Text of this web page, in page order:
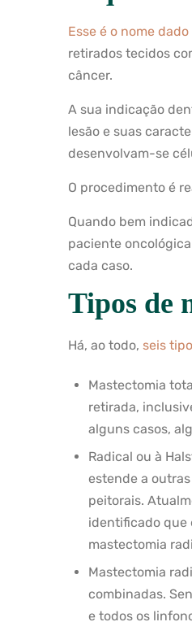
Esse é o nome
retirados tecidos
câncer.
A sua indicação
lesão e suas
desenvolvam-se
O procedimento é
Quando bem
paciente
cada caso.
Tipos de
Há, ao todo, seis
Mastectomia
retirada,
alguns casos,
Radical ou à
estende a
peitorais.
identificado que
mastectomia
Mastectomia
combinadas.
e todos os